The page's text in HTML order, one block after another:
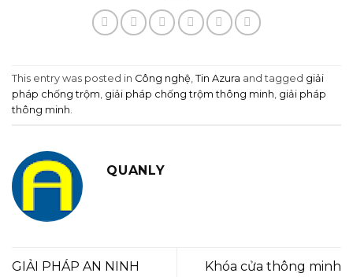
This entry was posted in Công nghệ Tin Azura and tagged giải
pháp chống trộm giải pháp chống trộm thông minh giải pháp
thông minh
QUANLY
GIẢI PHÁP AN NINH
Khóa cửa thông minh